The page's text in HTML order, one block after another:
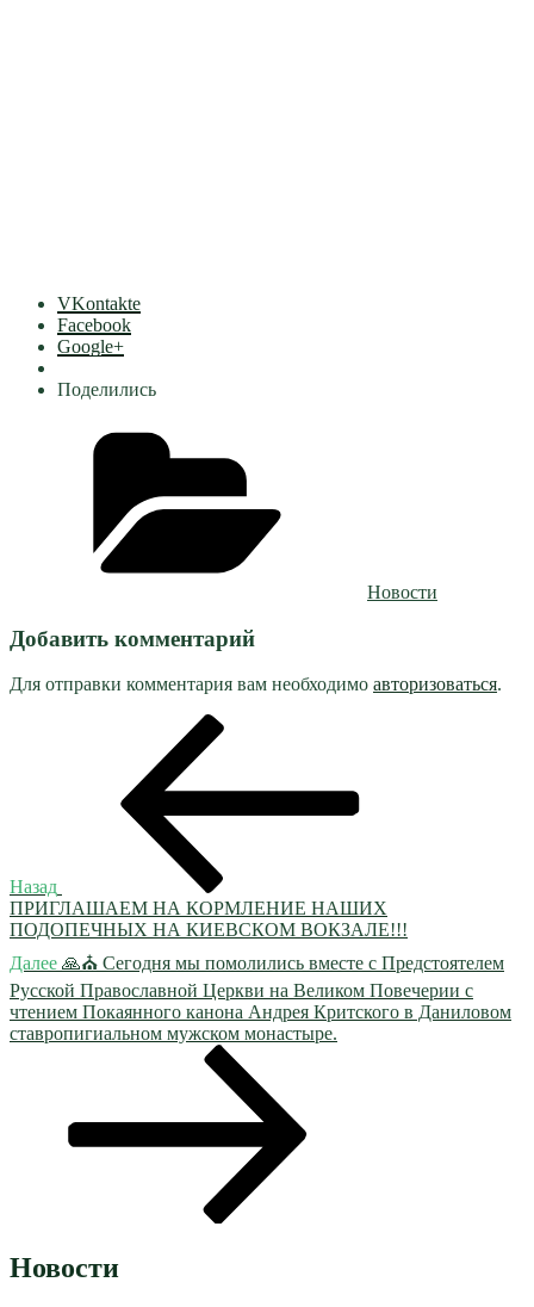
VKontakte
Facebook
Google+
Поделились
Новости
Добавить комментарий
Для отправки комментария вам необходимо авторизоваться.
Назад
ПРИГЛАШАЕМ НА КОРМЛЕНИЕ НАШИХ
ПОДОПЕЧНЫХ НА КИЕВСКОМ ВОКЗАЛЕ!!!
Следующая
запись
Далее 🙏⛪ Сегодня мы помолились вместе с Предстоятелем
Русской Православной Церкви на Великом Повечерии с
чтением Покаянного канона Андрея Критского в Даниловом
ставропигиальном мужском монастыре.
Новости